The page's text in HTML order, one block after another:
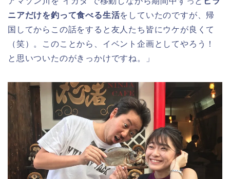
ニアだけを釣って食べる生活をしていたのですが、帰
国してからこの話をすると友人たち皆にウケが良くて
（笑）。このことから、イベント企画としてやろう！
と思いついたのがきっかけですね。」